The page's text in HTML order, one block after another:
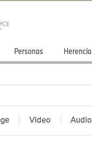
Personas Herencia
Video Audio